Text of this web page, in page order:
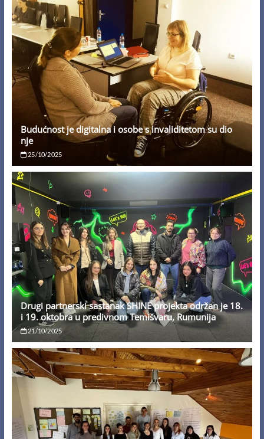
Budućnost je digitalna i osobe s invaliditetom su dio
nje
25/10/2025
Drugi partnerski sastanak SHINE projekta održan je 18.
i 19. oktobra u predivnom Temišvaru, Rumunija
21/10/2025